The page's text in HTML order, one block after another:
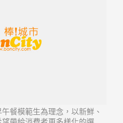
餐模範生為理念，以新鮮、